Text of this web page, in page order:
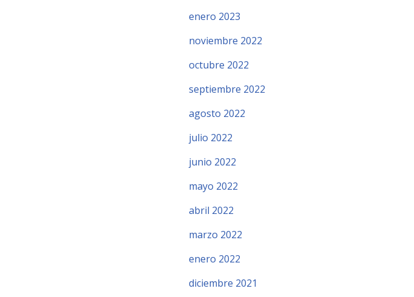
enero 2023
noviembre 2022
octubre 2022
septiembre 2022
agosto 2022
julio 2022
junio 2022
mayo 2022
abril 2022
marzo 2022
enero 2022
diciembre 2021